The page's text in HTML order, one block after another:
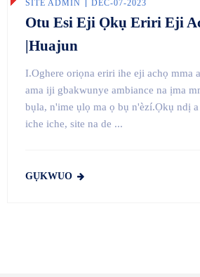
SITE ADMIN DEC-07-2023
Otu Esi Eji Ọkụ Eriri Eji
|Huajun
I.Oghere oriọna eriri ihe eji achọ mma
ama iji gbakwunye ambiance na ịma
bụla, n'ime ụlọ ma ọ bụ n'èzí.Ọkụ ndị
iche iche, site na de ...
GỤKWUO